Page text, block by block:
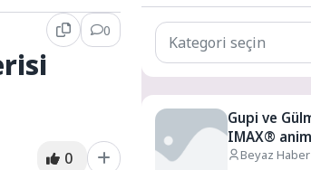
0
0
Tüm
Kategoriler
Gupi ve
IMAX®
Beyaz Haber